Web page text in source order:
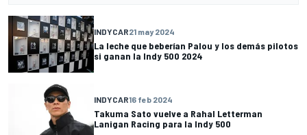
INDYCAR21 may 2024
La leche que beberían Palou y los demás pilotos
si ganan la Indy 500 2024
INDYCAR16 feb 2024
Takuma Sato vuelve a Rahal Letterman
Lanigan Racing para la Indy 500